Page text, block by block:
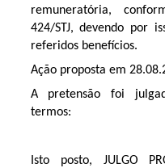
remuneratória,
424/STJ, devendo por
referidos benefícios.
Ação proposta em
A pretensão foi
termos:
Isto posto, JULGO